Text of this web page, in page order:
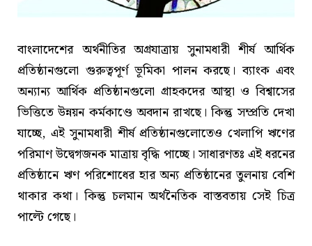
বাংলাদেশের অর্থনীতির অগ্রযাত্রায় সুনামধারী শীর্ষ আর্থিক
প্রতিষ্ঠানগুলো গুরুত্বপূর্ণ ভূমিকা পালন করছে। ব্যাংক এবং
অন্যান্য আর্থিক প্রতিষ্ঠানগুলো গ্রাহকদের আস্থা ও বিশ্বাসের
ভিত্তিতে উন্নয়ন কর্মকাণ্ডে অবদান রাখছে। কিন্তু সম্প্রতি দেখা
যাচ্ছে, এই সুনামধারী শীর্ষ প্রতিষ্ঠানগুলোতেও খেলাপি ঋণের
পরিমাণ উদ্বেগজনক মাত্রায় বৃদ্ধি পাচ্ছে। সাধারণতঃ এই ধরনের
প্রতিষ্ঠানে ঋণ পরিশোধের হার অন্য প্রতিষ্ঠানের তুলনায় বেশি
থাকার কথা। কিন্তু চলমান অর্থনৈতিক বাস্তবতায় সেই চিত্র
পাল্টে গেছে।